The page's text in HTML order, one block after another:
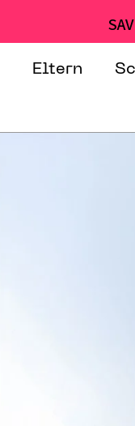
Eltern